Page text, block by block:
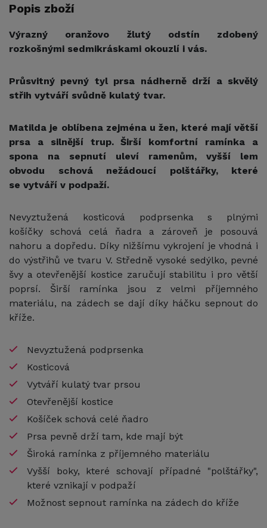
Popis zboží
Výrazný oranžovo žlutý odstín zdobený
rozkošnými sedmikráskami okouzlí i vás.
Průsvitný pevný tyl prsa nádherně drží a skvělý
střih vytváří svůdně kulatý tvar.
Matilda je oblíbena zejména u žen, které mají větší
prsa a silnější trup. Širší komfortní ramínka a
spona na sepnutí uleví ramenům, vyšší lem
obvodu schová nežádoucí polštářky, které
se vytváří v podpaží.
Nevyztužená kosticová podprsenka s plnými
košíčky schová celá ňadra a zároveň je posouvá
nahoru a dopředu. Díky nižšímu vykrojení je vhodná i
do výstřihů ve tvaru V. Středně vysoké sedýlko, pevné
švy a otevřenější kostice zaručují stabilitu i pro větší
poprsí. Širší ramínka jsou z velmi příjemného
materiálu, na zádech se dají díky háčku sepnout do
kříže.
Nevyztužená podprsenka
Kosticová
Vytváří kulatý tvar prsou
Otevřenější kostice
Košíček schová celé ňadro
Prsa pevně drží tam, kde mají být
Široká ramínka z příjemného materiálu
Vyšší boky, které schovají případné "polštářky",
které vznikají v podpaží
Možnost sepnout ramínka na zádech do kříže